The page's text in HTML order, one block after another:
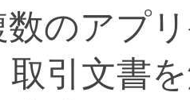
のアプ
取引文書